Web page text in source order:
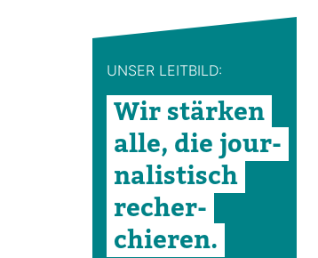
UNSER LEIT­BILD:
Wir stärken
alle, die jour­
na­lis­tisch
recher­
chieren.